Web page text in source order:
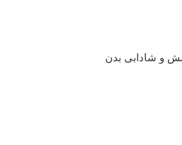
و شادابی بدن